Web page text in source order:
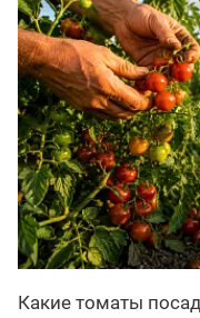
Какие томаты